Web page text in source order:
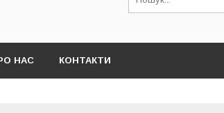
НАС КОНТАКТИ